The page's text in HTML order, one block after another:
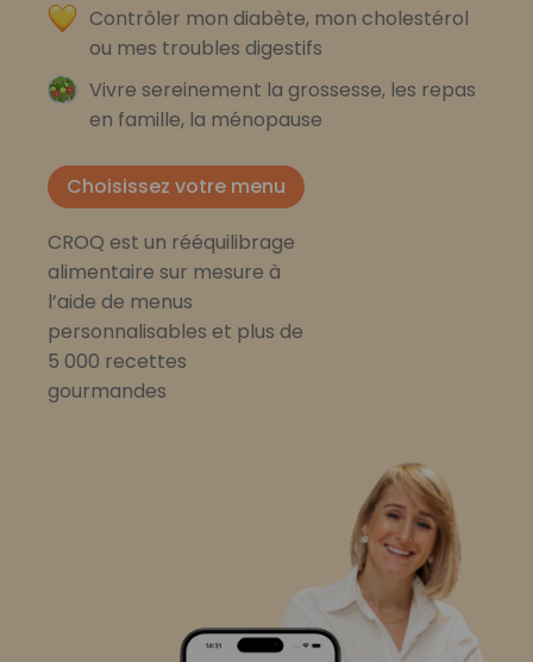
Contrôler mon diabète, mon cholestérol
ou mes troubles digestifs
Vivre sereinement la grossesse, les repas
en famille, la ménopause
Choisissez votre menu
CROQ est un rééquilibrage
alimentaire sur mesure à
l’aide de menus
personnalisables et plus de
5 000 recettes
gourmandes